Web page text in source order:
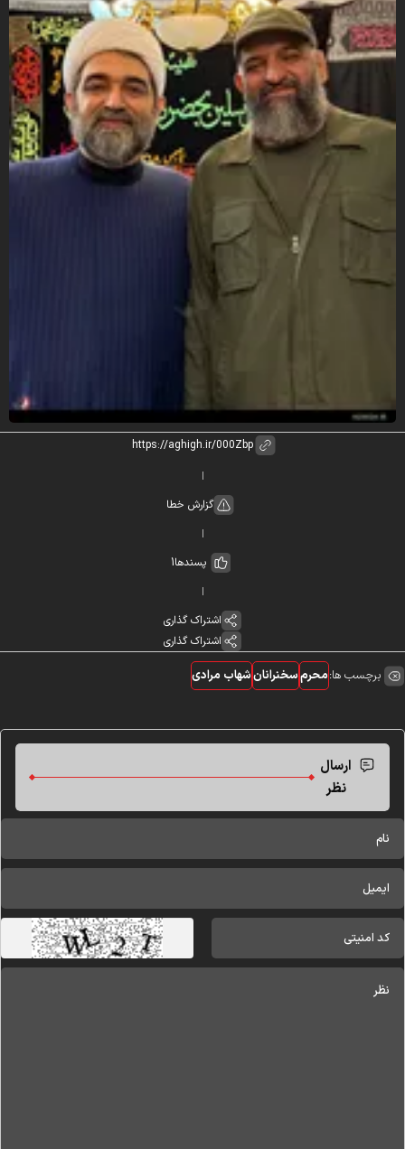
گزارش خطا
پسندها1
اشتراک گذاری
اشتراک گذاری
برچسب ها:محرمسخنرانانشهاب مرادی
ارسال
نظر